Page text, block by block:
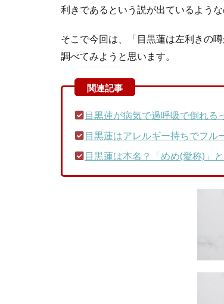
利きであるという説が出ているような
そこで今回は、「目黒蓮は左利きの
調べてみようと思います。
目黒蓮が病気で過呼吸で倒れる
目黒蓮はアレルギー持ちでフル
目黒蓮は本名？「めめ(愛称)」